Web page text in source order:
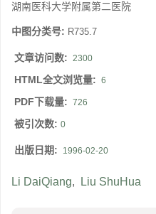
湖南医科大学附属第二医院
中图分类号: R735.7
文章访问数: 2300
HTML全文浏览量: 6
PDF下载量: 726
被引次数: 0
出版日期: 1996-02-20
Li DaiQiang, Liu ShuHua